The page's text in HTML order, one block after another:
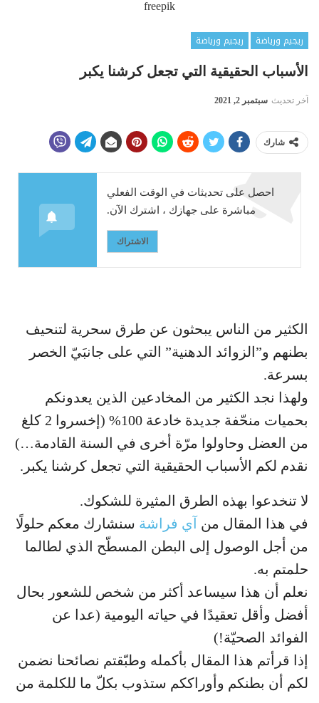
freepik
ريجيم ورياضة
ريجيم ورياضة
الأسباب الحقيقية التي تجعل كرشنا يكبر
آخر تحديث سبتمبر 2, 2021
شارك
احصل على تحديثات في الوقت الفعلي
مباشرة على جهازك ، اشترك الآن.
الاشتراك
الكثير من الناس يبحثون عن طرق سحرية لتنحيف
بطنهم و”الزوائد الدهنية” التي على جانبَيّ الخصر
بسرعة.
ولهذا نجد الكثير من المخادعين الذين يعدونكم
بحميات منحّفة جديدة خادعة 100% (إخسروا 2 كلغ
من العضل وحاولوا مرّة أخرى في السنة القادمة…)
نقدم لكم الأسباب الحقيقية التي تجعل كرشنا يكبر.
لا تنخدعوا بهذه الطرق المثيرة للشكوك.
في هذا المقال من آي فراشة سنشارك معكم حلولًا
من أجل الوصول إلى البطن المسطّح الذي لطالما
حلمتم به.
نعلم أن هذا سيساعد أكثر من شخص للشعور بحال
أفضل وأقل تعقيدًا في حياته اليومية (عدا عن
الفوائد الصحيّة!)
إذا قرأتم هذا المقال بأكمله وطبّقتم نصائحنا نضمن
لكم أن بطنكم وأوراككم ستذوب بكلّ ما للكلمة من